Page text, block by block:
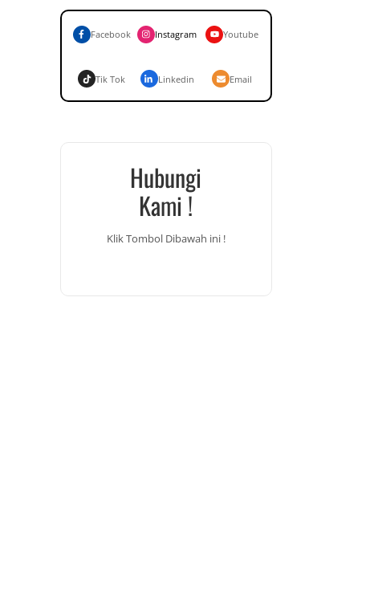
Facebook Instagram Youtube
Tik Tok Linkedin Email
Hubungi
Kami !
Klik Tombol Dibawah ini !